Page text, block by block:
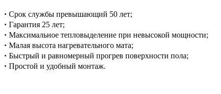
· Срок службы превышающий 50 лет;
· Гарантия 25 лет;
· Максимальное тепловыделение при невысокой мощности;
· Малая высота нагревательного мата;
· Быстрый и равномерный прогрев поверхности пола;
· Простой и удобный монтаж.